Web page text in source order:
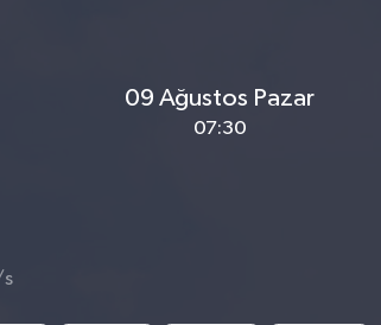
09 Ağustos Pazar
07:30